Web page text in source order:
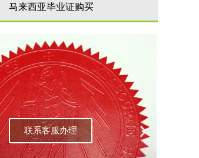
马来西亚毕业证购买
联系客服办理